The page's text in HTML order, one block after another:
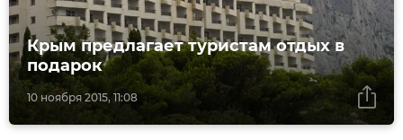
10 ноября 2015, 11:08
Крым предлагает туристам отдых в
подарок